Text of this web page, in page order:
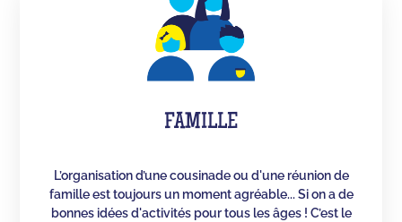
FAMILLE
L’organisation d’une cousinade ou d'une réunion de
famille est toujours un moment agréable... Si on a de
bonnes idées d'activités pour tous les âges ! C’est le